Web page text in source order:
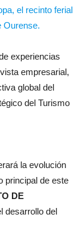
el recinto ferial
Ourense.
experiencias
empresarial,
global del
del Turismo
la evolución
principal de este
DE
desarrollo del